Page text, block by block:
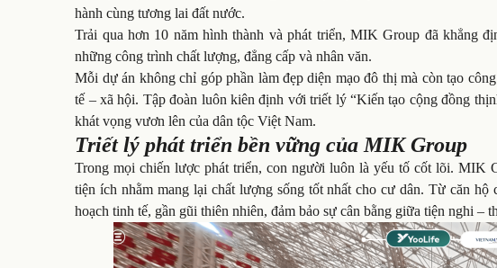
hành cùng tương lai đất nước.
Trải qua hơn 10 năm hình thành và phát triển, MIK Group đã khẳng
những công trình chất lượng, đẳng cấp và nhân văn.
Mỗi dự án không chỉ góp phần làm đẹp diện mạo đô thị mà còn tạo
tế – xã hội. Tập đoàn luôn kiên định với triết lý “Kiến tạo cộng đồng
khát vọng vươn lên của dân tộc Việt Nam.
Triết lý phát triển bền vững của MIK Group
Trong mọi chiến lược phát triển, con người luôn là yếu tố cốt lõi. MIK
tiện ích nhằm mang lại chất lượng sống tốt nhất cho cư dân. Từ căn
hoạch tinh tế, gần gũi thiên nhiên, đảm bảo sự cân bằng giữa tiện nghi –